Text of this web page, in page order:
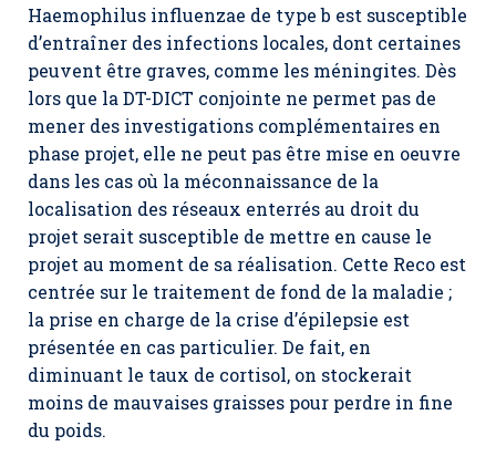
Haemophilus influenzae de type b est susceptible
d’entraîner des infections locales, dont certaines
peuvent être graves, comme les méningites. Dès
lors que la DT-DICT conjointe ne permet pas de
mener des investigations complémentaires en
phase projet, elle ne peut pas être mise en oeuvre
dans les cas où la méconnaissance de la
localisation des réseaux enterrés au droit du
projet serait susceptible de mettre en cause le
projet au moment de sa réalisation. Cette Reco est
centrée sur le traitement de fond de la maladie ;
la prise en charge de la crise d’épilepsie est
présentée en cas particulier. De fait, en
diminuant le taux de cortisol, on stockerait
moins de mauvaises graisses pour perdre in fine
du poids.